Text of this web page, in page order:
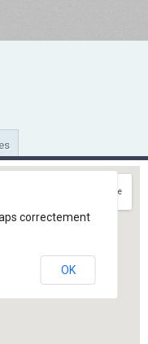
correctement
OK
Itinéraire